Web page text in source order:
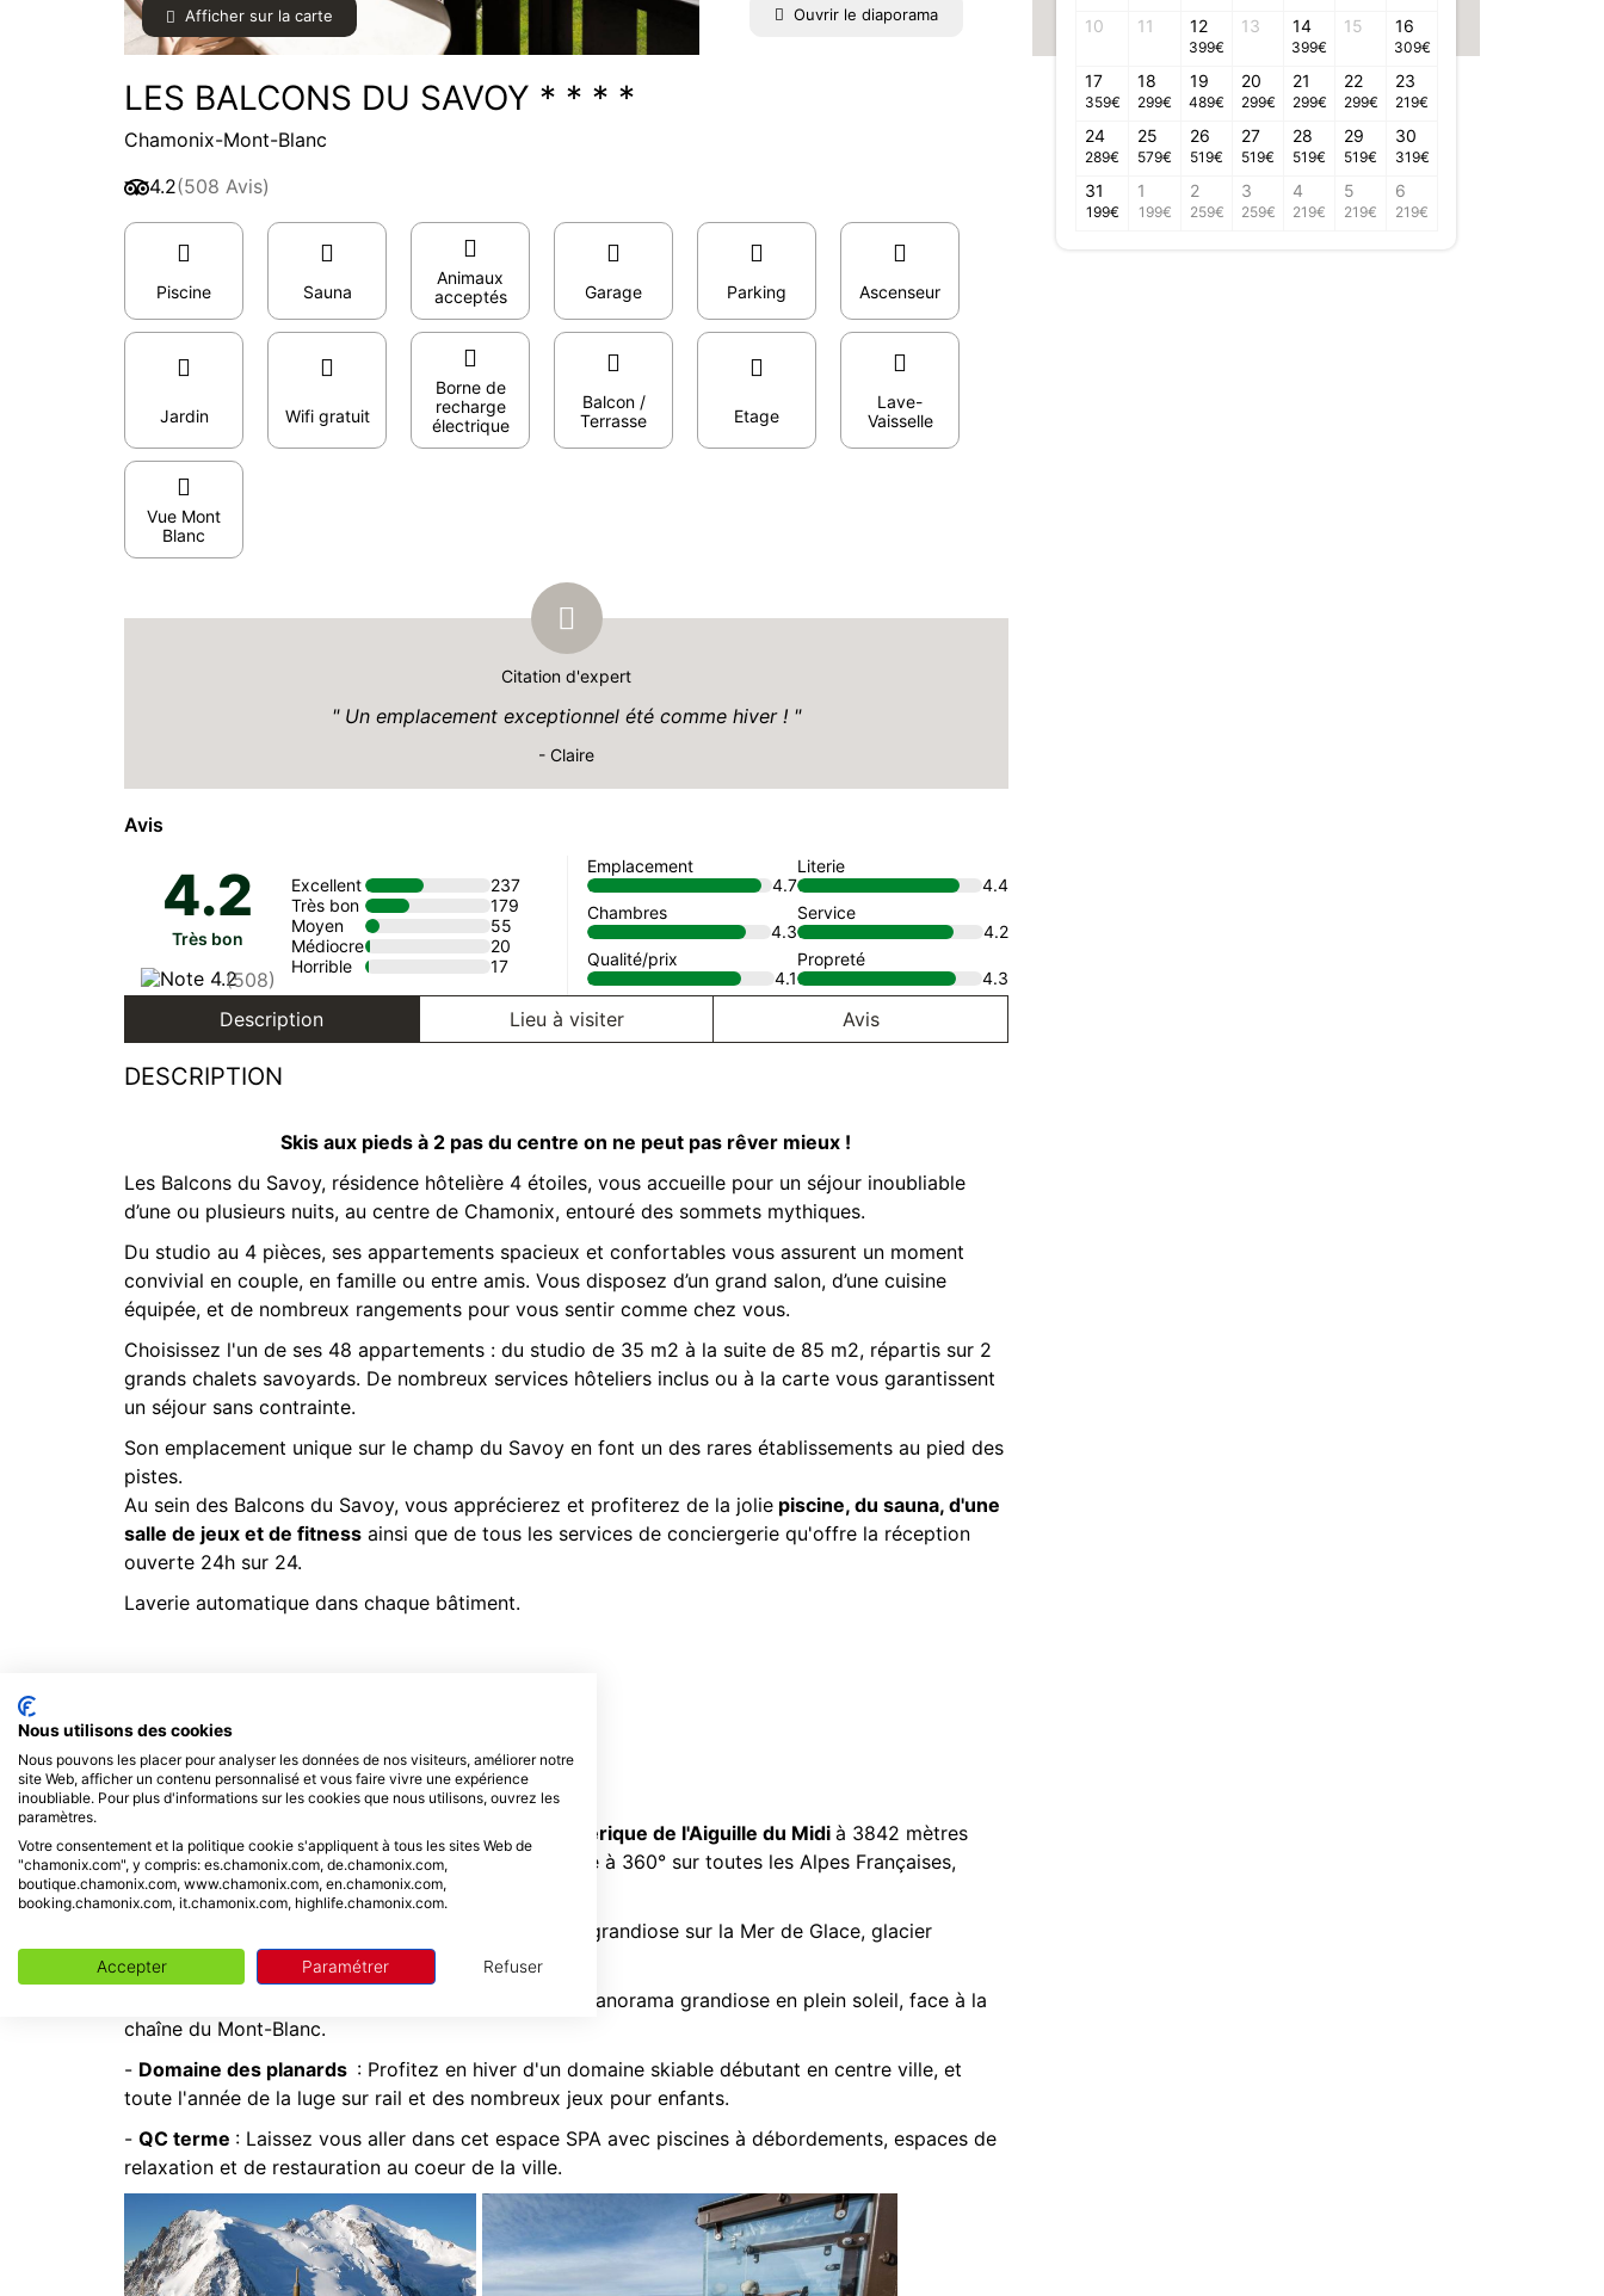
Afficher sur la carte Ouvrir le diaporama
LES BALCONS DU SAVOY * * * *
Chamonix-Mont-Blanc
4.2(508 Avis)
Piscine Sauna
Animaux
acceptés
Garage Parking Ascenseur
Jardin Wifi gratuit
Borne de
recharge
électrique
Balcon /
Terrasse
Etage
Lave-
Vaisselle
Vue Mont
Blanc
Citation d'expert
Un emplacement exceptionnel été comme hiver !
- Claire
Avis
4.2
Très bon
(508)
Excellent
237
Très bon
179
Moyen
55
Médiocre
20
Horrible
17
Emplacement
4.7
Chambres
4.3
Qualité/prix
4.1
Literie
4.4
Service
4.2
Propreté
4.3
Description Lieu à visiter Avis
DESCRIPTION
Skis aux pieds à 2 pas du centre on ne peut pas rêver mieux !
Les Balcons du Savoy, résidence hôtelière 4 étoiles, vous accueille pour un séjour inoubliable
d’une ou plusieurs nuits, au centre de Chamonix, entouré des sommets mythiques.
Du studio au 4 pièces, ses appartements spacieux et confortables vous assurent un moment
convivial en couple, en famille ou entre amis. Vous disposez d’un grand salon, d’une cuisine
équipée, et de nombreux rangements pour vous sentir comme chez vous.
Choisissez l'un de ses 48 appartements : du studio de 35 m2 à la suite de 85 m2, répartis sur 2
grands chalets savoyards. De nombreux services hôteliers inclus ou à la carte vous garantissent
un séjour sans contrainte.
Son emplacement unique sur le champ du Savoy en font un des rares établissements au pied des
pistes.
Au sein des Balcons du Savoy, vous apprécierez et profiterez de la jolie piscine, du sauna, d'une
salle de jeux et de fitness ainsi que de tous les services de conciergerie qu'offre la réception
ouverte 24h sur 24.
Laverie automatique dans chaque bâtiment.
LIEU À VISITER
A ne pas manquer à Chamonix Mont Blanc !
- Toute l'année prenez de la hauteur avec le
téléphérique de l'Aiguille du Midi à 3842 mètres
d'altitude. Ses terrasses aménagées offrent une vue à 360° sur toutes les Alpes Françaises,
Suisses et Italiennes.
: Panorama grandiose sur la Mer de Glace, glacier
mythique.
: Panorama grandiose en plein soleil, face à la
chaîne du Mont-Blanc.
- Domaine des planards : Profitez en hiver d'un domaine skiable débutant en centre ville, et
toute l'année de la luge sur rail et des nombreux jeux pour enfants.
- QC terme : Laissez vous aller dans cet espace SPA avec piscines à débordements, espaces de
relaxation et de restauration au coeur de la ville.
10 11 12
399€
13 14
399€
15 16
309€
17
359€
18
299€
19
489€
20
299€
21
299€
22
299€
23
219€
24
289€
25
579€
26
519€
27
519€
28
519€
29
519€
30
319€
31
199€
1
199€
2
259€
3
259€
4
219€
5
219€
6
219€
Nous utilisons des cookies
Nous pouvons les placer pour analyser les données de nos visiteurs, améliorer notre
site Web, afficher un contenu personnalisé et vous faire vivre une expérience
inoubliable. Pour plus d'informations sur les cookies que nous utilisons, ouvrez les
paramètres.
Votre consentement et la politique cookie s'appliquent à tous les sites Web de
"chamonix.com", y compris: es.chamonix.com, de.chamonix.com,
boutique.chamonix.com, www.chamonix.com, en.chamonix.com,
booking.chamonix.com, it.chamonix.com, highlife.chamonix.com.
Accepter Paramétrer Refuser